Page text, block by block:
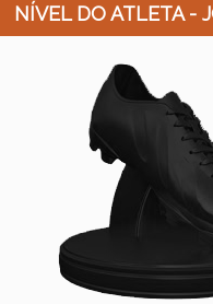
NÍVEL DO ATLETA -